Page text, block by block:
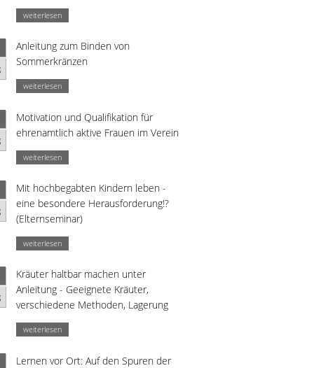
weiterlesen
Anleitung zum Binden von
Sommerkränzen
weiterlesen
Motivation und Qualifikation für
ehrenamtlich aktive Frauen im Verein
weiterlesen
Mit hochbegabten Kindern leben -
eine besondere Herausforderung!?
(Elternseminar)
weiterlesen
Kräuter haltbar machen unter
Anleitung - Geeignete Kräuter,
verschiedene Methoden, Lagerung
weiterlesen
Lernen vor Ort: Auf den Spuren der